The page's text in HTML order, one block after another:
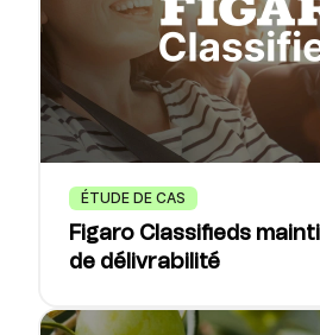
ÉTUDE DE CAS
Figaro Classifieds
de délivrabilité